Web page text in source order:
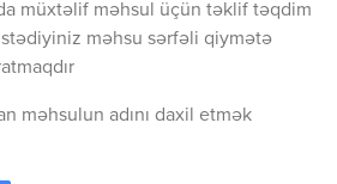
müxtəlif məhsul üçün təklif təqdim
məhsu sərfəli qiymətə
məhsulun adını daxil etmək